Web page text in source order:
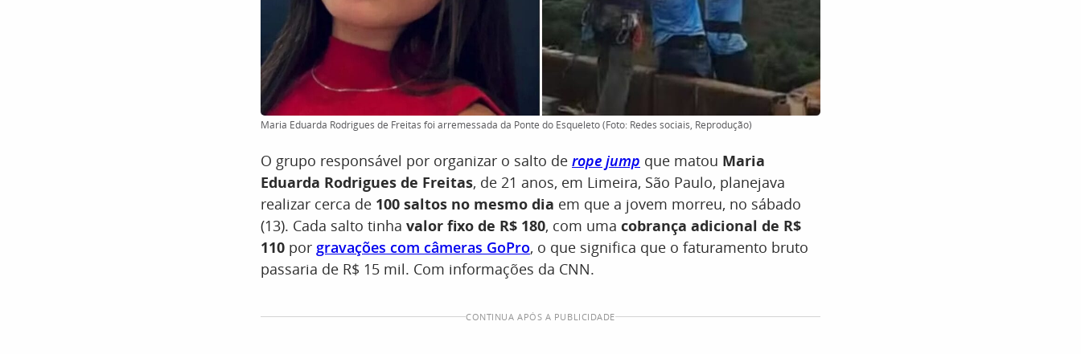
Maria Eduarda Rodrigues de Freitas foi arremessada da Ponte do Esqueleto (Foto: Redes sociais, Reprodução)
O grupo responsável por organizar o salto de rope jump que matou Maria
Eduarda Rodrigues de Freitas, de 21 anos, em Limeira, São Paulo, planejava
realizar cerca de 100 saltos no mesmo dia em que a jovem morreu, no sábado
(13). Cada salto tinha valor fixo de R$ 180, com uma cobrança adicional de R$
110 por gravações com câmeras GoPro, o que significa que o faturamento bruto
passaria de R$ 15 mil. Com informações da CNN.
CONTINUA APÓS A PUBLICIDADE